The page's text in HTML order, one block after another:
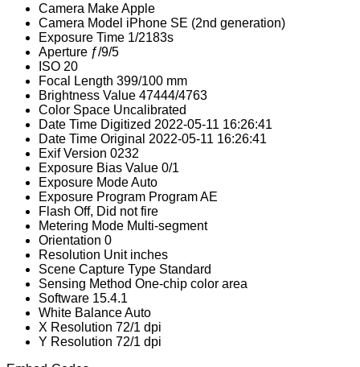
Camera MakeApple
Camera Model iPhone SE (2nd generation)
Exposure Time 1/2183s
Aperture ƒ/9/5
ISO 20
Focal Length 399/100 mm
Brightness Value 47444/4763
Color Space Uncalibrated
Date Time Digitized 2022-05-11 16:26:41
Date Time Original 2022-05-11 16:26:41
Exif Version 0232
Exposure Bias Value 0/1
Exposure ModeAuto
Exposure Program Program AE
Flash Off, Did not fire
Metering Mode Multi-segment
Orientation 0
Resolution Unit inches
Scene Capture Type Standard
Sensing Method One-chip color area
Software 15.4.1
White BalanceAuto
X Resolution 72/1 dpi
Y Resolution 72/1 dpi